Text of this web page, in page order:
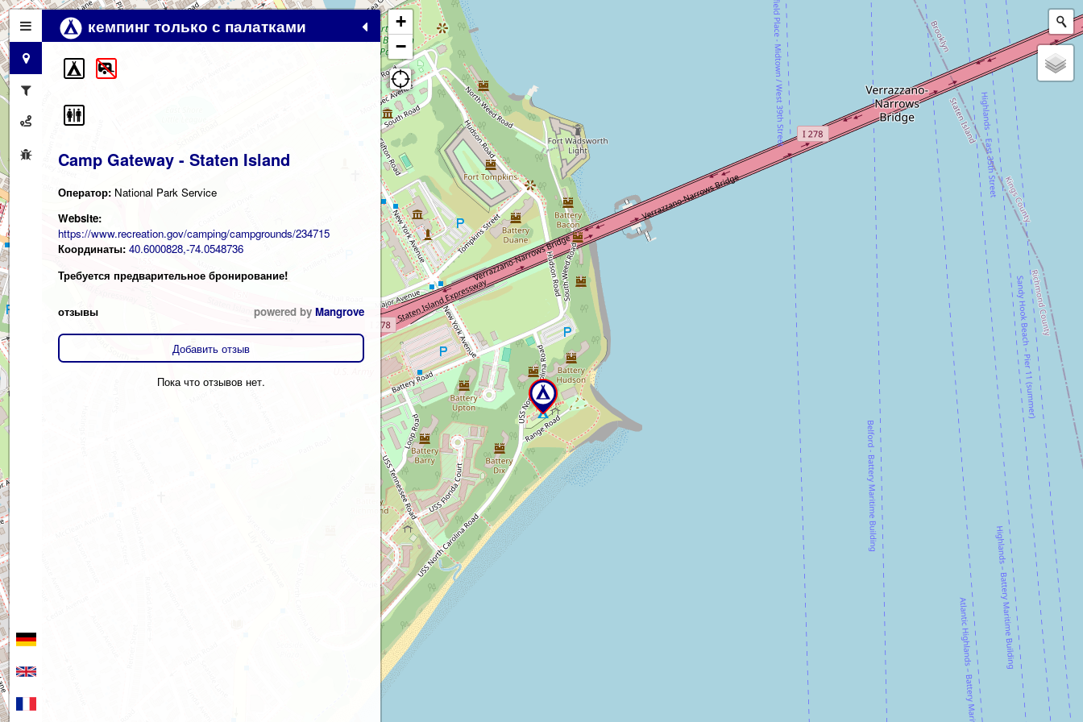
кемпинг только с палатками
Camp Gateway - Staten Island
Оператор: National Park Service
Website:
https://www.recreation.gov/camping/campgrounds/234715
Координаты: 40.6000828,-74.0548736
Требуется предварительное бронирование!
отзывы powered by Mangrove
Добавить отзыв
Пока что отзывов нет.
+
−